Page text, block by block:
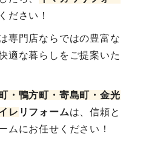
ださい！
専門店ならではの豊富な
適な暮らしをご提案いた
・鴨方町 ・寄島町・金光
レ リフォームは、信頼と
ムにお任せください！